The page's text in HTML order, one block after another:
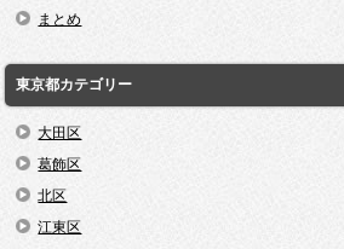
まとめ
東京都カテゴリー
大田区
葛飾区
北区
江東区